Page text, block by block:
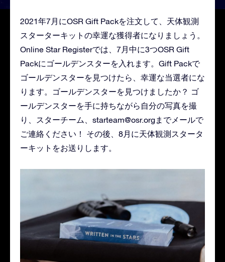
2021年7月にOSR Gift Packを注文して、天体観測
スターターキットの幸運な獲得者になりましょう。
Online Star Registerでは、7月中に3つOSR Gift
Packにゴールデンスターを入れます。Gift Packで
ゴールデンスターを見つけたら、幸運な当選者にな
ります。ゴールデンスターを見つけましたか？ ゴ
ールデンスターを手に持ちながら自分の写真を撮
り、スターチーム、 starteam@osr.orgまでメールで
ご連絡ください！ その後、8月に天体観測スタータ
ーキットをお送りします。